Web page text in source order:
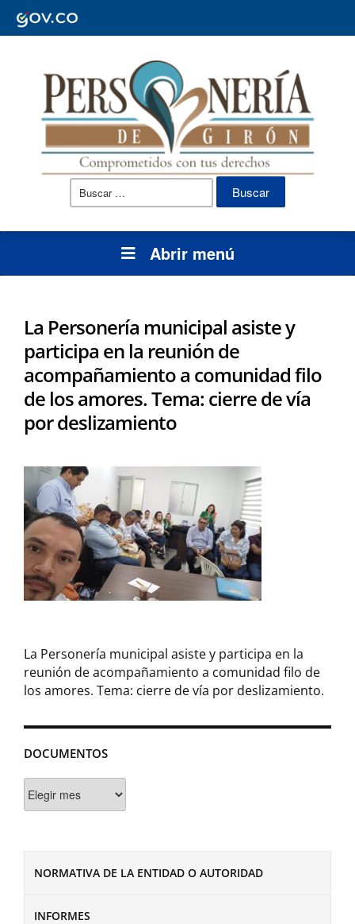
Buscar:
Abrir menú
DOCUMENTOS
NORMATIVA DE LA ENTIDAD O AUTORIDAD
INFORMES
La Personería municipal asiste y
participa en la reunión de
acompañamiento a comunidad filo
de los amores. Tema: cierre de vía
por deslizamiento
La Personería municipal asiste y participa en la
reunión de acompañamiento a comunidad filo de
los amores. Tema: cierre de vía por deslizamiento.